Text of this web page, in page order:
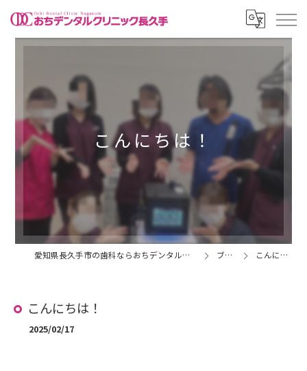
こんにちは！
愛知県長久手市の歯科ならおちデンタルクリニック長久手 ブログ こんにちは！
こんにちは！
2025/02/17